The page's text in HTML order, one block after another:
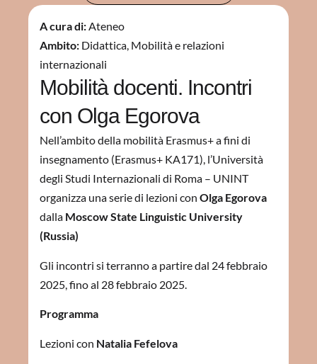
A cura di:Ateneo
Ambito: Didattica, Mobilità e relazioni
internazionali
Mobilità docenti. Incontri
con Olga Egorova
Nell’ambito della mobilità Erasmus+ a fini di
insegnamento (Erasmus+ KA171), l’Università
degli Studi Internazionali di Roma – UNINT
organizza una serie di lezioni con Olga Egorova
dalla Moscow State Linguistic University
(Russia)
Gli incontri si terranno a partire dal 24 febbraio
2025, fino al 28 febbraio 2025.
Programma
Lezioni con Natalia Fefelova